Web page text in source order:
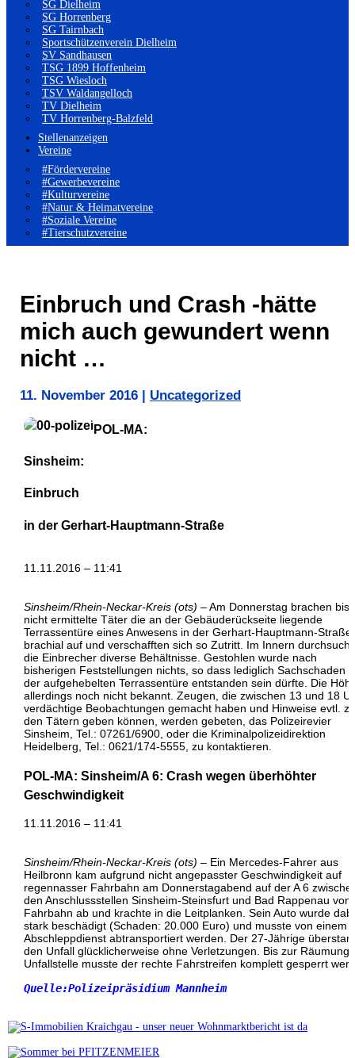
SG Dielheim
SG Horrenberg
SG Tairnbach
Sportschützenverein Dielheim
SV Sandhausen
TSG 1899 Hoffenheim
TSG Wiesloch
TSV Waldangelloch
TV Dielheim
TV Horrenberg-Balzfeld
Stellenanzeigen
Vereine
#Fördervereine
#Gewerbevereine
#Kulturvereine
#Natur & Heimatvereine
#Soziale Vereine
#Tierschutzvereine
Einbruch und Crash -hätte
mich auch gewundert wenn
nicht …
11. November 2016 Uncategorized
POL-MA:
Sinsheim:
Einbruch
in der Gerhart-Hauptmann-Straße
11.11.2016 – 11:41
Sinsheim/Rhein-Neckar-Kreis (ots) – Am Donnerstag brachen
nicht ermittelte Täter die an der Gebäuderückseite liegende
Terrassentüre eines Anwesens in der Gerhart-Hauptmann-Straße
brachial auf und verschafften sich so Zutritt. Im Innern
die Einbrecher diverse Behältnisse. Gestohlen wurde nach
bisherigen Feststellungen nichts, so dass lediglich Sachschaden
der aufgehebelten Terrassentüre entstanden sein dürfte. Die
allerdings noch nicht bekannt. Zeugen, die zwischen 13 und 18
verdächtige Beobachtungen gemacht haben und Hinweise evtl. zu
den Tätern geben können, werden gebeten, das Polizeirevier
Sinsheim, Tel.: 07261/6900, oder die Kriminalpolizeidirektion
Heidelberg, Tel.: 0621/174-5555, zu kontaktieren.
POL-MA: Sinsheim/A 6: Crash wegen überhöhter
Geschwindigkeit
11.11.2016 – 11:41
Sinsheim/Rhein-Neckar-Kreis (ots) – Ein Mercedes-Fahrer aus
Heilbronn kam aufgrund nicht angepasster Geschwindigkeit auf
regennasser Fahrbahn am Donnerstagabend auf der A 6
den Anschlussstellen Sinsheim-Steinsfurt und Bad Rappenau von
Fahrbahn ab und krachte in die Leitplanken. Sein Auto wurde
stark beschädigt (Schaden: 20.000 Euro) und musste von einem
Abschleppdienst abtransportiert werden. Der 27-Jährige
den Unfall glücklicherweise ohne Verletzungen. Bis zur Räumung
Unfallstelle musste der rechte Fahrstreifen komplett gesperrt
Quelle:Polizeipräsidium Mannheim